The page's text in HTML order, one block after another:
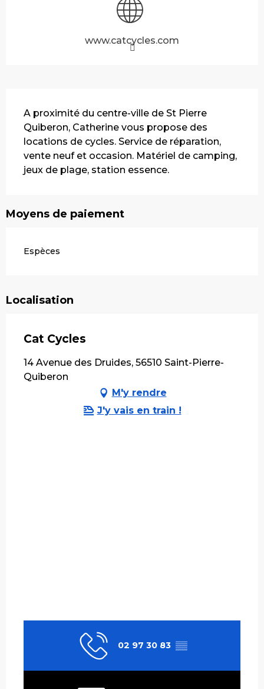
www.catcycles.com
A proximité du centre-ville de St Pierre
Quiberon, Catherine vous propose des
locations de cycles. Service de réparation,
vente neuf et occasion. Matériel de camping,
jeux de plage, station essence.
Moyens de paiement
Espèces
Localisation
Cat Cycles
14 Avenue des Druides, 56510 Saint-Pierre-
Quiberon
M'y rendre
J'y vais en train !
02 97 30 83 ▒▒